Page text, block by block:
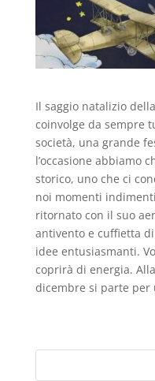
Il saggio natalizio
coinvolge da sempre
società, una grande
l’occasione abbiamo
storico, uno che ci
noi momenti
ritornato con il suo
antivento e cuffietta
idee entusiasmanti.
coprirà di energia.
dicembre si parte per